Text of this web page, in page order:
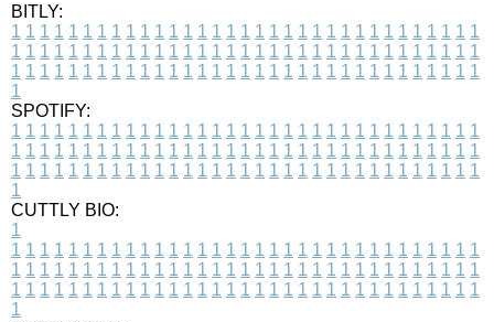
BITLY:
1 1 1 1 1 1 1 1 1 1 1 1 1 1 1 1 1 1 1 1 1 1 1 1 1 1 1 1 1 1 1 1 1
1 1 1 1 1 1 1 1 1 1 1 1 1 1 1 1 1 1 1 1 1 1 1 1 1 1 1 1 1 1 1 1 1
1 1 1 1 1 1 1 1 1 1 1 1 1 1 1 1 1 1 1 1 1 1 1 1 1 1 1 1 1 1 1 1 1
1
SPOTIFY:
1 1 1 1 1 1 1 1 1 1 1 1 1 1 1 1 1 1 1 1 1 1 1 1 1 1 1 1 1 1 1 1 1
1 1 1 1 1 1 1 1 1 1 1 1 1 1 1 1 1 1 1 1 1 1 1 1 1 1 1 1 1 1 1 1 1
1 1 1 1 1 1 1 1 1 1 1 1 1 1 1 1 1 1 1 1 1 1 1 1 1 1 1 1 1 1 1 1 1
1
CUTTLY BIO:
1
1 1 1 1 1 1 1 1 1 1 1 1 1 1 1 1 1 1 1 1 1 1 1 1 1 1 1 1 1 1 1 1 1
1 1 1 1 1 1 1 1 1 1 1 1 1 1 1 1 1 1 1 1 1 1 1 1 1 1 1 1 1 1 1 1 1
1 1 1 1 1 1 1 1 1 1 1 1 1 1 1 1 1 1 1 1 1 1 1 1 1 1 1 1 1 1 1 1 1
1